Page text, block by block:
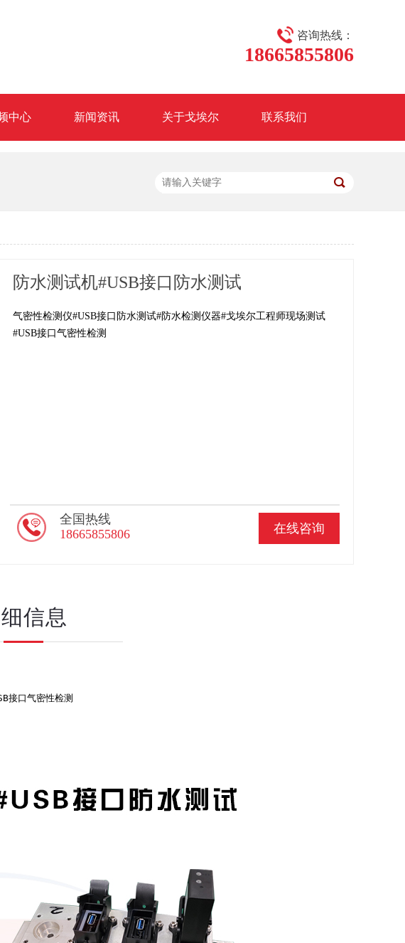
咨询热线：
18665855806
中心 新闻资讯 关于戈埃尔 联系我们
核心技术
防水测试机#USB接口防水测试
气密性检测仪#USB接口防水测试#防水检测仪器#戈埃尔工程师现场测试
#USB接口气密性检测
在线咨询
全国热线
18665855806
信息
接口气密性检测